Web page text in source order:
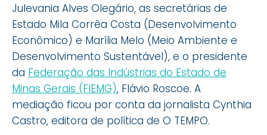
Julevania Alves Olegário, as secretárias de
Estado Mila Corrêa Costa (Desenvolvimento
Econômico) e Marília Melo (Meio Ambiente e
Desenvolvimento Sustentável), e o presidente
da Federação das Indústrias do Estado de
Minas Gerais (FIEMG), Flávio Roscoe. A
mediação ficou por conta da jornalista Cynthia
Castro, editora de política de O TEMPO.